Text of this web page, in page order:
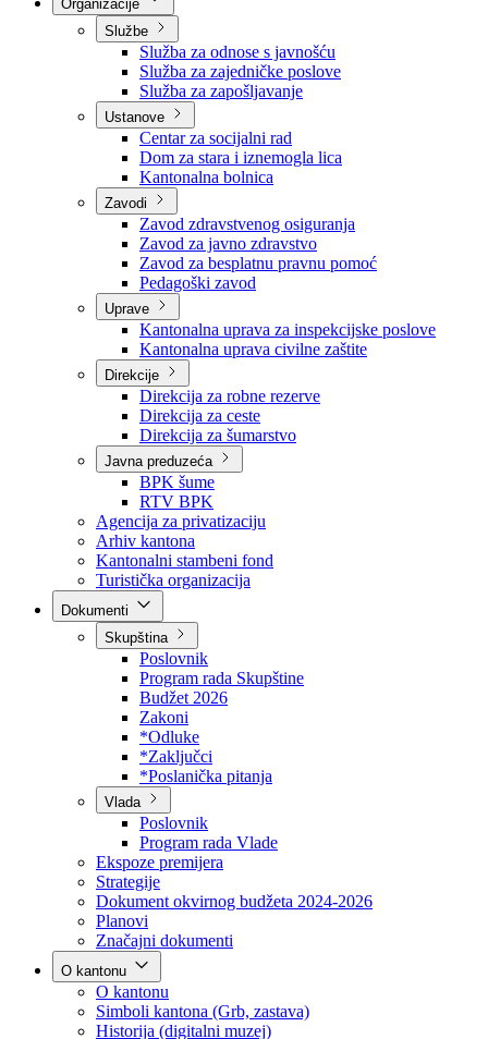
Nadležnosti
Sjednice Vlade
Službe
Služba za odnose s javnošću
Služba za zajedničke poslove
Služba za zapošljavanje
Ustanove
Centar za socijalni rad
Dom za stara i iznemogla lica
Kantonalna bolnica
Zavodi
Zavod zdravstvenog osiguranja
Zavod za javno zdravstvo
Zavod za besplatnu pravnu pomoć
Pedagoški zavod
Uprave
Kantonalna uprava za inspekcijske poslove
Kantonalna uprava civilne zaštite
Direkcije
Direkcija za robne rezerve
Direkcija za ceste
Direkcija za šumarstvo
Javna preduzeća
BPK šume
RTV BPK
Agencija za privatizaciju
Arhiv kantona
Kantonalni stambeni fond
Turistička organizacija
Skupština
Poslovnik
Program rada Skupštine
Budžet 2026
Zakoni
*Odluke
*Zaključci
*Poslanička pitanja
Vlada
Poslovnik
Program rada Vlade
Ekspoze premijera
Strategije
Dokument okvirnog budžeta 2024-2026
Planovi
Značajni dokumenti
O kantonu